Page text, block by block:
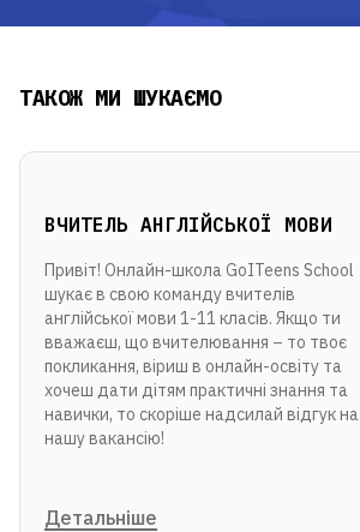
ТАКОЖ МИ ШУКАЄМО
ВЧИТЕЛЬ АНГЛІЙСЬКОЇ МОВИ
Привіт! Онлайн-школа GoITeens School
шукає в свою команду вчителів
англійської мови 1-11 класів. Якщо ти
вважаєш, що вчителювання – то твоє
покликання, віриш в онлайн-освіту та
хочеш дати дітям практичні знання та
навички, то скоріше надсилай відгук на
нашу вакансію!
Детальніше